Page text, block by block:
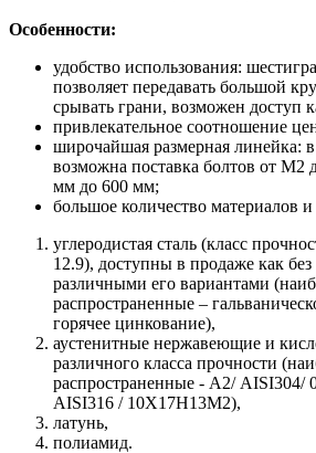
Особенности:
удобство использования:
позволяет передавать большой
срывать грани, возможен доступ
привлекательное соотношение
широчайшая размерная линейка:
возможна поставка болтов от
мм до 600 мм;
большое количество материалов
углеродистая сталь (класс
12.9), доступны в продаже как
различными его вариантами
распространенные –
горячее цинкование),
аустенитные нержавеющие и
различного класса прочности
распространенные - А2/
AISI316 / 10Х17H13M2),
латунь,
полиамид.